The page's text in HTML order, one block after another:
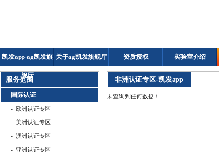
凯发app-ag凯发旗
舰厅
关于ag凯发旗舰厅 资质授权 实验室介绍
服务范围
国际认证
- 欧洲认证专区
- 美洲认证专区
- 澳洲认证专区
- 亚洲认证专区
非洲认证专区-凯发app
未查询到任何数据！